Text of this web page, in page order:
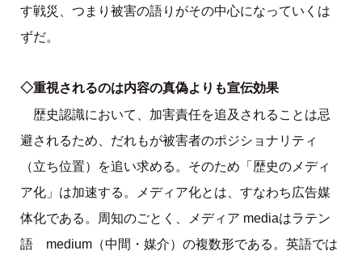
す戦災、つまり被害の語りがその中心になっていくは
ずだ。
◇重視されるのは内容の真偽よりも宣伝効果
歴史認識において、加害責任を追及されることは忌
避されるため、だれもが被害者のポジショナリティ
（立ち位置）を追い求める。そのため「歴史のメディ
ア化」は加速する。メディア化とは、すなわち広告媒
体化である。周知のごとく、メディア mediaはラテン
語 medium（中間・媒介）の複数形である。英語では